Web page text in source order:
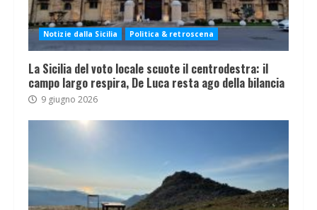
Notizie dalla Sicilia Politica & retroscena
La Sicilia del voto locale scuote il centrodestra: il
campo largo respira, De Luca resta ago della bilancia
9 giugno 2026